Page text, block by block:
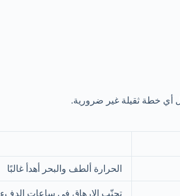
أي خطة ثقيلة غير ضرورية.
الحرارة ألطف والبحر أهدأ غالبًا
تجنّب الإرهاق في ساعات الدفء